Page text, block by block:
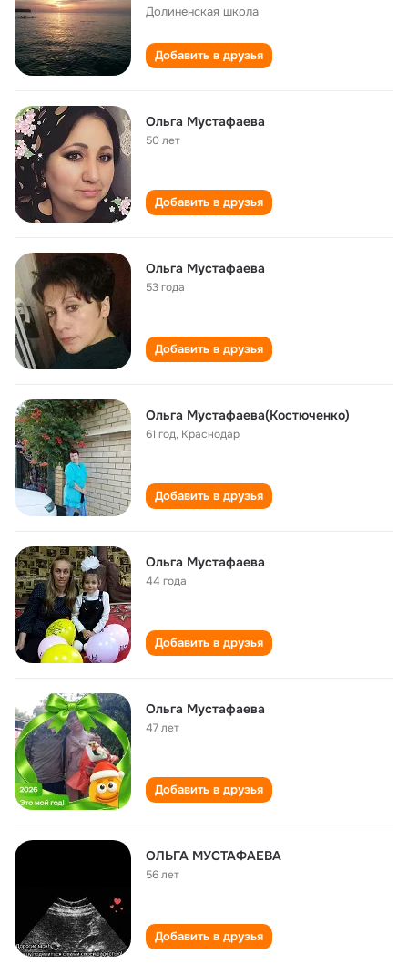
Долиненская школа
Добавить в друзья
Ольга Мустафаева
50 лет
Добавить в друзья
Ольга Мустафаева
53 года
Добавить в друзья
Ольга Мустафаева(Костюченко)
61 год, Краснодар
Добавить в друзья
Ольга Мустафаева
44 года
Добавить в друзья
Ольга Мустафаева
47 лет
Добавить в друзья
ОЛЬГА МУСТАФАЕВА
56 лет
Добавить в друзья